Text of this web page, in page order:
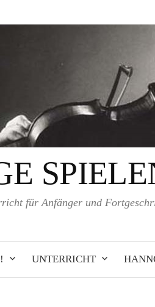
für Anfänger und
UNTERRICHT